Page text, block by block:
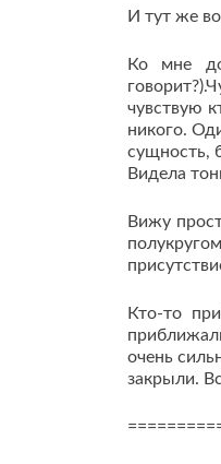
И тут же
Ко мне
чувствую
никого.
сущность,
Видела
Вижу
Кто-то
очень
закрыли.